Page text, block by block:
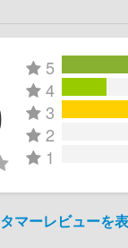
5
4
3
2
1
マーレビューを